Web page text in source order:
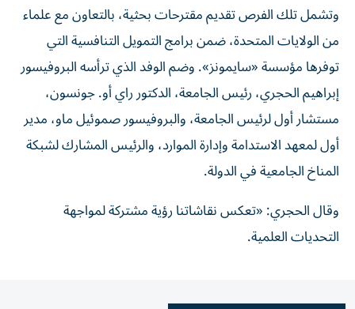
وتشمل تلك الفرص تقديم مقترحات بحثية، بالتعاون مع علماء
من الولايات المتحدة، ضمن برامج التمويل التنافسية التي
توفرها مؤسسة «سايمونز». وضم الوفد الذي ترأسه البروفيسور
إبراهيم الحجري، رئيس الجامعة، الدكتور راي أو. جونسون،
مستشار أول لرئيس الجامعة، والبروفيسور صموئيل ماو، مدير
أول لمعهد الاستدامة وإدارة الموارد، والرئيس المشارك لشبكة
المناخ الجامعية في الدولة.
وقال الحجري: «تعكس نقاشاتنا رؤية مشتركة لمواجهة
التحديات العلمية.